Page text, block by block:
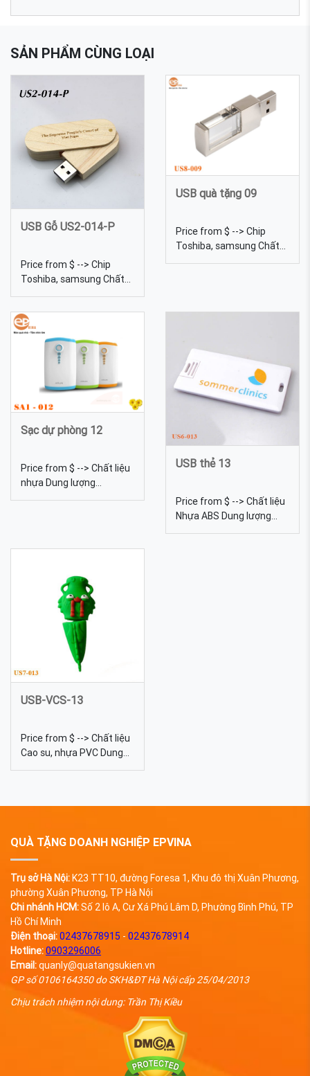
SẢN PHẨM CÙNG LOẠI
USB Gỗ US2-014-P
Price from $ --> Chip
Toshiba, samsung Chất
liệu Gỗ Dung lượng 4gb,
Kích thước 65*22*13mm
Trọng lượng 24g Màu sắc
Đa dạng, được tự chọn
màu sắc Quy cách In lưới,
khắc laser USB Gỗ US2-
014-P, nhận in Logo theo
yêu cầu
USB quà tặng 09
Price from $ --> Chip
Toshiba, samsung Chất
liệu Pha lê Dung lượng
lượng số 1 Việt Nam
Sạc dự phòng 12
Price from $ --> Chất liệu
nhựa Dung lượng
5200mah Kích thước
theo yêu cầu. Sạc dự
phòng có vỏ nhựa. Có thể
in lưới nội dung lên vỏ
USB thẻ 13
Price from $ --> Chất liệu
Nhựa ABS Dung lượng
4gb, 8gb, 16gb, 32gb,
USB-VCS-13
Price from $ --> Chất liệu
Cao su, nhựa PVC Dung
lượng 4gb, 8gb, 16gb,
QUÀ TẶNG DOANH NGHIỆP EPVINA
Trụ sở Hà Nội:K23 TT10, đường Foresa 1, Khu đô thị Xuân Phương,
phường Xuân Phương, TP Hà Nội
Chi nhánh HCM:Số 2 lô A, Cư Xá Phú Lâm D, Phường Bình Phú, TP
Hồ Chí Minh
Điện thoại:02437678915 - 02437678914
Hotline:0903296006
Email:quanly@quatangsukien.vn
GP số 0106164350 do SKH&ĐT Hà Nội cấp 25/04/2013
Chịu trách nhiệm nội dung: Trần Thị Kiều